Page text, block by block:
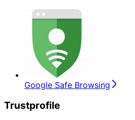
Google Safe Browsing
Trustprofile